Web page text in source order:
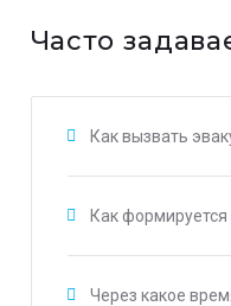
Часто
Как вызвать
Как
Через какое